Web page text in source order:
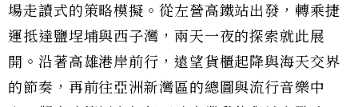
場走讀式的策略模擬。從左營高鐵站出發，轉乘捷
運抵達鹽埕埔與西子灣，兩天一夜的探索就此展
開。沿著高雄港岸前行，遠望貨櫃起降與海天交界
的節奏，再前往亞洲新灣區的總圖與流行音樂中